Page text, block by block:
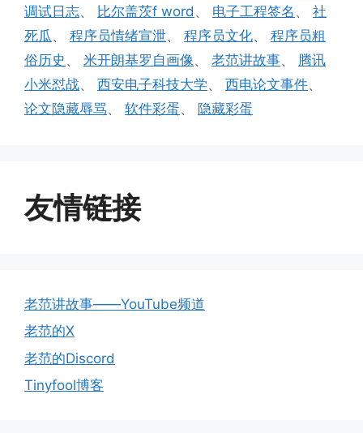
调试日志、 比尔盖茨f word 、 电子工程签名 、 社
死瓜 、 程序员情绪宣泄、 程序员文化、 程序员粗
俗历史 、 米开朗基罗自画像 、 老范讲故事、 腾讯
小米怼战、 西安电子科技大学、 西电论文事件、
论文隐藏辱骂、 软件彩蛋、 隐藏彩蛋
友情链接
老范讲故事——YouTube频道
老范的X
老范的Discord
Tinyfool博客